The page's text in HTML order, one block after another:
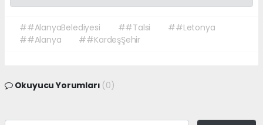
##AlanyaBelediyesi ##Talsi
##Letonya
##Alanya
##KardeşŞehir
Okuyucu Yorumları (0)